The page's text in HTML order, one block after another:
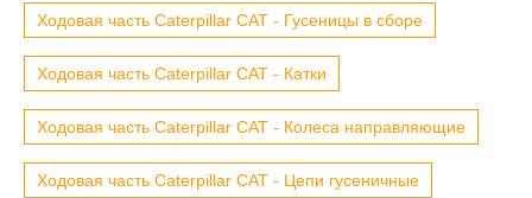
Ходовая часть Caterpillar CAT - Гусеницы в сборе
Ходовая часть Caterpillar CAT - Катки
Ходовая часть Caterpillar CAT - Колеса направляющие
Ходовая часть Caterpillar CAT - Цепи гусеничные